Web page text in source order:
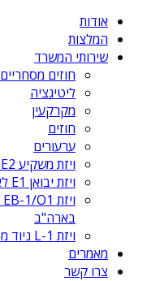
אודות
המלצות
שירותי המשרד
חוזים מסחריים
ליטיגציה
מקרקעין
חוזים
ערעורים
ויזת משקיע E2 לארה״ב
ויזת יבואן E1 לארה"ב – עורך דין ניר אביבי
בארה"ב
ויזת L-1 ניוד מנהלים ועובדים לארה"ב
מאמרים
צרו קשר